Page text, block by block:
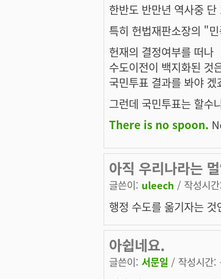
한반도 반만년 역사중
특히 헌법재판소장의 "
헌재의 결정여부를 떠나
수도이전이 백지화된 것
국민투표 결과를 봐야 겠
그런데 국민투표는 할수
There is no spoon.
아직 우리나라는
글쓴이: uleech / 작성시
행정 수도를 옮기자는
아쉽네요.
글쓴이: 서문일 / 작성시간